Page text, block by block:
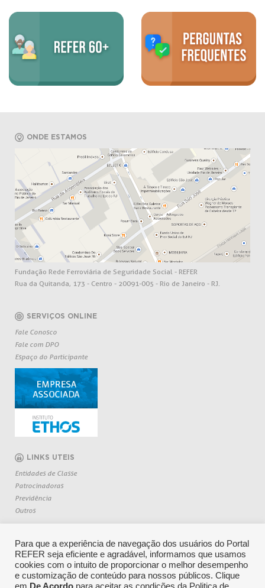
ONDE ESTAMOS
Fundação Rede Ferroviária de Seguridade Social - REFER
Rua da Quitanda, 173 - Centro - 20091-005 - Rio de Janeiro - RJ.
SERVIÇOS ONLINE
Fale Conosco
Fale com DPO
Espaço do Participante
LINKS UTEIS
Entidades de Classe
Patrocinadoras
Previdência
Outros
Para que a experiência de navegação dos usuários do Portal
REFER seja eficiente e agradável, informamos que usamos
cookies com o intuito de proporcionar o melhor desempenho
e customização de conteúdo para nossos públicos. Clique